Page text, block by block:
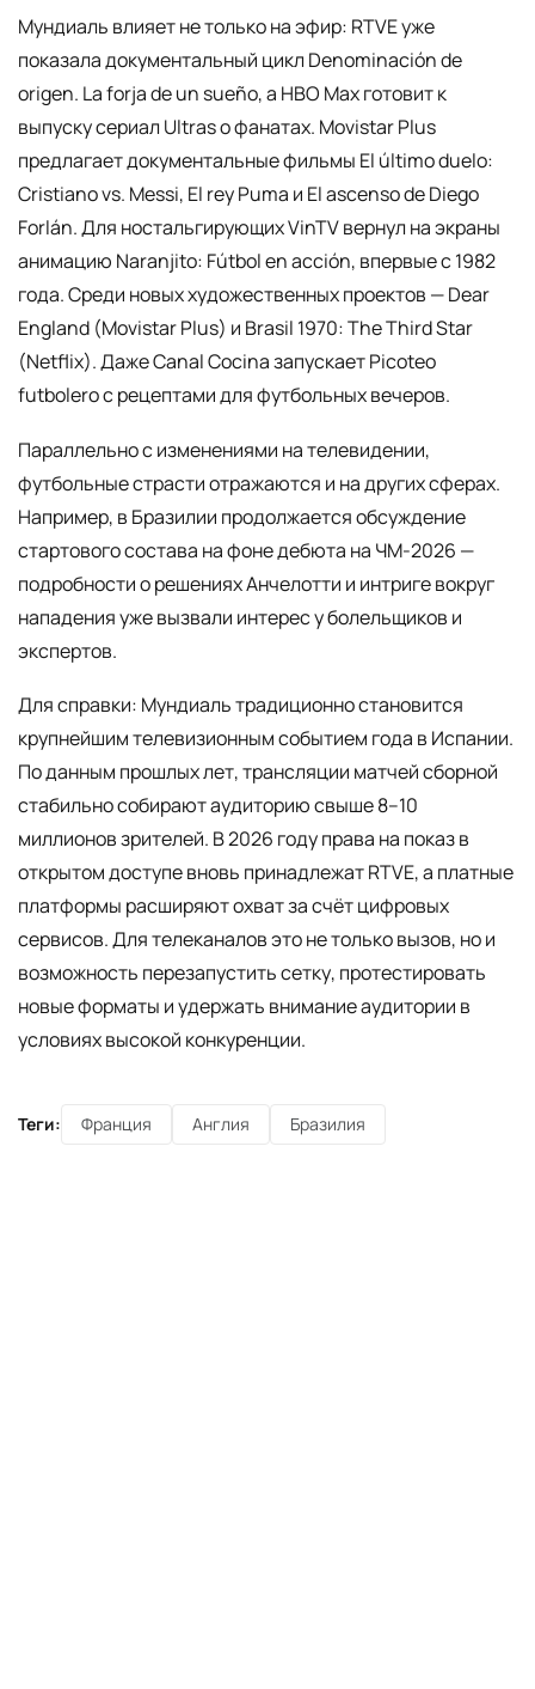
Мундиаль влияет не только на эфир: RTVE уже
показала документальный цикл Denominación de
origen. La forja de un sueño, а HBO Max готовит к
выпуску сериал Ultras о фанатах. Movistar Plus
предлагает документальные фильмы El último duelo:
Cristiano vs. Messi, El rey Puma и El ascenso de Diego
Forlán. Для ностальгирующих VinTV вернул на экраны
анимацию Naranjito: Fútbol en acción, впервые с 1982
года. Среди новых художественных проектов — Dear
England (Movistar Plus) и Brasil 1970: The Third Star
(Netflix). Даже Canal Cocina запускает Picoteo
futbolero с рецептами для футбольных вечеров.
Параллельно с изменениями на телевидении,
футбольные страсти отражаются и на других сферах.
Например, в Бразилии продолжается обсуждение
стартового состава на фоне дебюта на ЧМ-2026 —
подробности о решениях Анчелотти и интриге вокруг
нападения уже вызвали интерес у болельщиков и
экспертов.
Для справки: Мундиаль традиционно становится
крупнейшим телевизионным событием года в Испании.
По данным прошлых лет, трансляции матчей сборной
стабильно собирают аудиторию свыше 8–10
миллионов зрителей. В 2026 году права на показ в
открытом доступе вновь принадлежат RTVE, а платные
платформы расширяют охват за счёт цифровых
сервисов. Для телеканалов это не только вызов, но и
возможность перезапустить сетку, протестировать
новые форматы и удержать внимание аудитории в
условиях высокой конкуренции.
Теги: Франция Англия Бразилия